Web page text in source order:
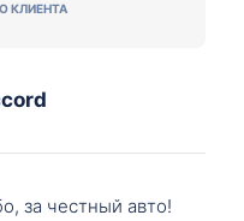
КЛИЕНТА
за честный авто!